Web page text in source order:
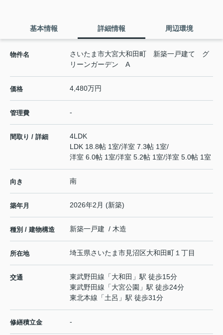
基本情報 詳細情報 周辺環境
物件名
さいたま市大宮大和田町 新築一戸建て グ
リーンガーデン A
価格 4,480万円
管理費 -
間取り / 詳細
4LDK
LDK 18.8帖 1室/洋室 7.3帖 1室/
洋室 6.0帖 1室/洋室 5.2帖 1室/洋室 5.0帖 1室
向き 南
築年月 2026年2月 (新築)
種別 / 建物構造 新築一戸建 / 木造
所在地 埼玉県さいたま市見沼区大和田町１丁目
交通 東武野田線 「大和田 」駅 徒歩15分
東武野田線 「大宮公園 」駅 徒歩24分
東北本線 「土呂 」駅 徒歩31分
修繕積立金 -